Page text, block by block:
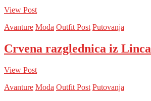
View Post
Avanture Moda Outfit Post Putovanja
Crvena razglednica iz Linca
View Post
Avanture Moda Outfit Post Putovanja